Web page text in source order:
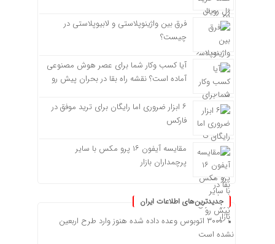
فرق بین واژینوپلاستی و لابیوپلاستی در
چیست؟
آیا کسب وکار شما برای عصر هوش مصنوعی
آماده است؟ نقشه راه بقا در بحران پیش رو
۶ ابزار ضروری اما رایگان برای ترید موفق در
فارکس
مقایسه آیفون ۱۶ پرو مکس با سایر
پرچمداران بازار
جدیدترین‌های اطلاعات ایران
۳۰۰۰ اتوبوس وعده داده شده هنوز وارد طرح اربعین
نشده است